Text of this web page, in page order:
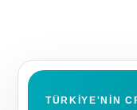
TÜRKIYE'NIN